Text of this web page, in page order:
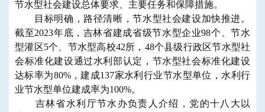
节水型社会建设总体要求、主要任务和保障措施。
目标明确，路径清晰，节水型社会建设加快推进。
截至2023年底，吉林省建成省级节水型企业98个、节水
型灌区5个、节水型高校42所，48个县级行政区节水型社
会标准化建设通过水利部认定，节水型社会标准化建设
达标率为80%，建成137家水利行业节水型单位，水利行
业节水型单位建成率为100%。
吉林省水利厅节水办负责人介绍，党的十八大以